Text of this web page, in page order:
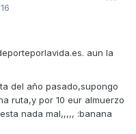
aun la
del año pasado,supongo
ruta,y por 10 eur almuerzo
nada mal,,,,, :banana